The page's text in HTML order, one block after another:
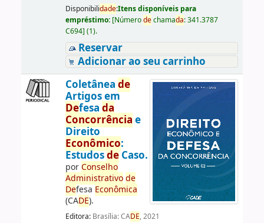
Disponibilidade:Itens disponíveis para
empréstimo: [Númerodechamada:341.3787
C694] (1).
Reservar
Adicionar ao seu carrinho
Coletânea de
Artigos em
Defesa da
Concorrência e
Direito
Econômico:
EstudosdeCaso.
porConselho
Administrativo de
Defesa Econômica
(CADE).
Editora: Brasília: CADE, 2021